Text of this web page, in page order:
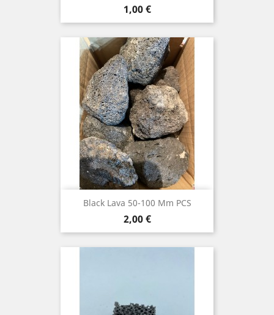
Prix
1,00 €
Black Lava 50-100 Mm PCS
Prix
2,00 €